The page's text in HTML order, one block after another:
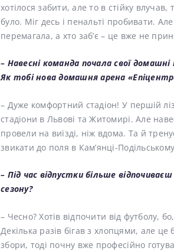
хотілося забити, але то в стійку
було. Міг десь і пенальті пробивати.
перемагала, а хто заб’є – це вже не
– Навесні команда почала свої
Як тобі нова домашня арена
– Дуже комфортний стадіон! У першій
стадіони в Львові та Житомирі. Але
провели на виїзді, ніж вдома. Та й
звикати до поля в Кам’янці-
– Під час відпустки більше
сезону?
– Чесно? Хотів відпочити від футболу,
Декілька разів бігав з хлопцями, але
збори, тоді почну вже професійно